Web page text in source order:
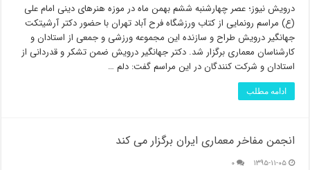
درویش نیوز؛ عصر چهارشنبه ششم بهمن ماه در موزه هنرهای دینی امام علی
(ع) مراسم رونمایی از کتاب ورزشگاه فرح آباد تهران با حضور دکتر آرشیتکت
جهانگیر درویش طراح و سازنده این مجموعه ورزشی و جمعی از استادان و
کارشناسان معماری برگزار شد. دکتر جهانگیر درویش ضمن تشکر و قدردانی از
استادان و شرکت کنندگان در این مراسم گفت: دلم …
ادامه مطلب
انجمن مفاخر معماری ایران برگزار می کند
۱۳۹۵-۱۱-۰۵ ۰